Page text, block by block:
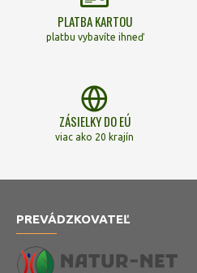
PLATBA KARTOU
platbu vybavíte ihneď
ZÁSIELKY DO EÚ
viac ako 20 krajín
PREVÁDZKOVATEĽ